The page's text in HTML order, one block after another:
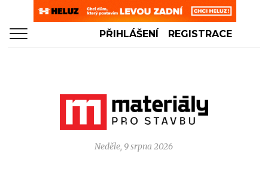
PŘIHLÁŠENÍ REGISTRACE
Neděle, 9 srpna 2026